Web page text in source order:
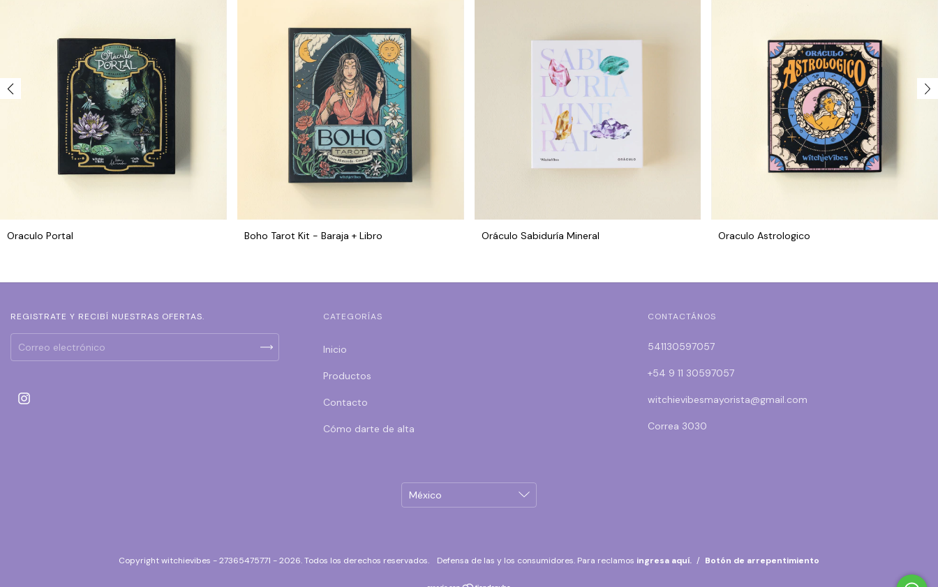
Oraculo Portal Boho Tarot Kit - Baraja + Libro Oráculo Sabiduría Mineral Oraculo Astrologico
REGISTRATE Y RECIBÍ NUESTRAS OFERTAS. CATEGORÍAS
Inicio
Productos
Contacto
Cómo darte de alta
CONTACTÁNOS
541130597057
+54 9 11 30597057
witchievibesmayorista@gmail.com
Correa 3030
Copyright witchievibes - 27365475771 - 2026. Todos los derechos reservados. Defensa de las y los consumidores. Para reclamos ingresa aquí. / Botón de arrepentimiento